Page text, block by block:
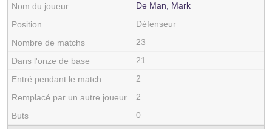
De Man, Mark
Défenseur
23
21
2
2
0